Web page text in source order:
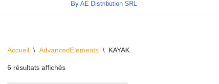
By AE Distribution SRL
Accueil \ AdvancedElements \ KAYAK
6 résultats affichés